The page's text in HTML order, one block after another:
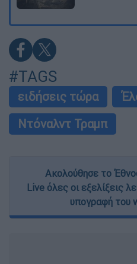
#TAGS
ειδήσεις τώρα
Ντόναλντ Τραμπ
Ακολούθησε το
Live όλες οι εξελίξεις
υπογραφή του